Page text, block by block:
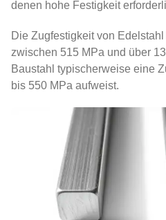
denen hohe Festigkeit
Die Zugfestigkeit von
zwischen 515 MPa und über
Baustahl typischerweise eine
bis 550 MPa aufweist.